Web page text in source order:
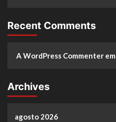
Recent Comments
A WordPress Commenter em
Archives
agosto 2026